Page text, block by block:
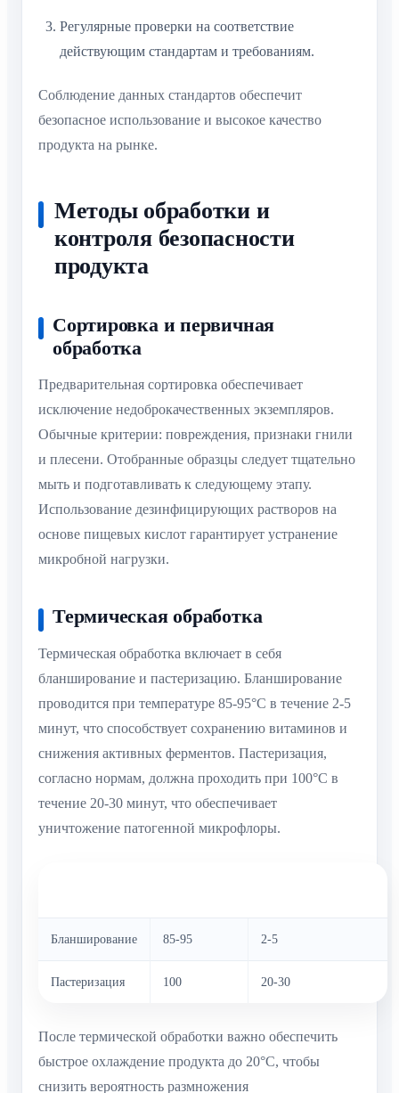
Регулярные проверки на соответствие
действующим стандартам и требованиям.
Соблюдение данных стандартов обеспечит
безопасное использование и высокое качество
продукта на рынке.
Методы обработки и
контроля безопасности
продукта
Сортировка и первичная
обработка
Предварительная сортировка обеспечивает
исключение недоброкачественных экземпляров.
Обычные критерии: повреждения, признаки гнили
и плесени. Отобранные образцы следует тщательно
мыть и подготавливать к следующему этапу.
Использование дезинфицирующих растворов на
основе пищевых кислот гарантирует устранение
микробной нагрузки.
Термическая обработка
Термическая обработка включает в себя
бланширование и пастеризацию. Бланширование
проводится при температуре 85-95°C в течение 2-5
минут, что способствует сохранению витаминов и
снижения активных ферментов. Пастеризация,
согласно нормам, должна проходить при 100°C в
течение 20-30 минут, что обеспечивает
уничтожение патогенной микрофлоры.
Бланширование 85-95 2-5
Пастеризация 100 20-30
После термической обработки важно обеспечить
быстрое охлаждение продукта до 20°C, чтобы
снизить вероятность размножения